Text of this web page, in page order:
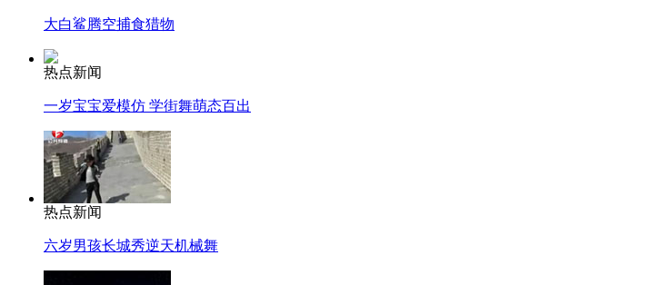
大白鲨腾空捕食猎物
热点新闻
一岁宝宝爱模仿 学街舞萌态百出
热点新闻
六岁男孩长城秀逆天机械舞